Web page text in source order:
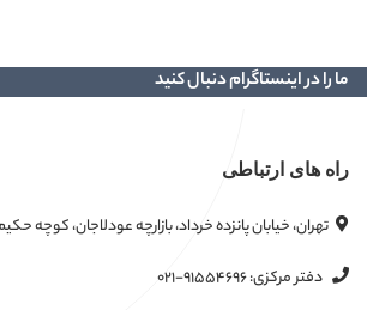
ما را در اینستاگرام دنبال کنید
راه های ارتباطی
تهران، خیابان پانزده خرداد، بازارچه عودلاجان، کوچه حکیم، پلاک ۴۱،
دفتر مرکزی:۰۲۱-۹۱۵۵۴۶۹۶